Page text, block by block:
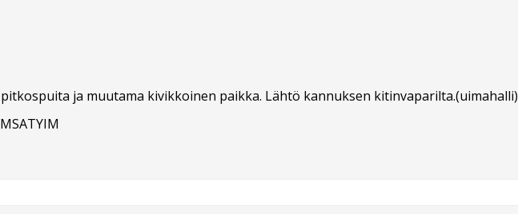
ja muutama kivikkoinen paikka. Lähtö kannuksen kitinvaparilta.(uimahalli)